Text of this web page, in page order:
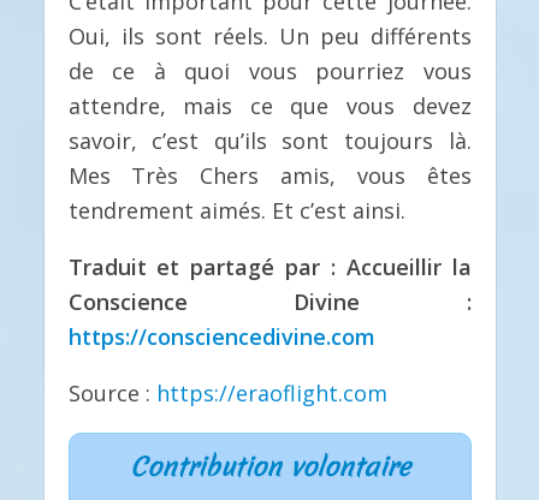
Oui, ils sont réels. Un peu différents
de ce à quoi vous pourriez vous
attendre, mais ce que vous devez
savoir, c’est qu’ils sont toujours là.
Mes Très Chers amis, vous êtes
tendrement aimés. Et c’est ainsi.
Traduit et partagé par : Accueillir la
Conscience Divine :
https://consciencedivine.com
Source : https://eraoflight.com
Contribution volontaire